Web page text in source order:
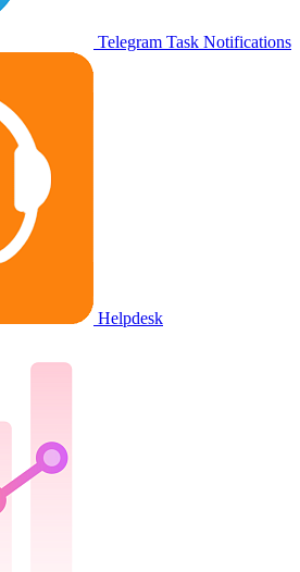
Telegram Task Notifications
Helpdesk